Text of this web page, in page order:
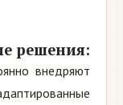
решения:
внедряют